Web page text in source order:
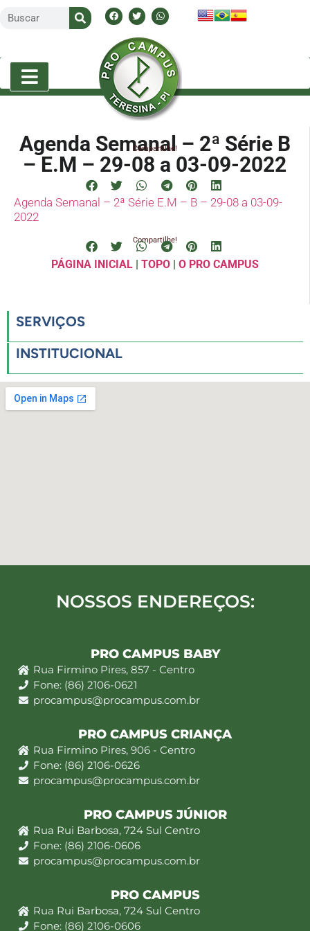
Agenda Semanal – 2ª Série B
– E.M – 29-08 a 03-09-2022
Compartilhe!
Agenda Semanal – 2ª Série E.M – B – 29-08 a 03-09-
2022
Compartilhe!
PÁGINA INICIAL| TOPO| O PRO CAMPUS
SERVIÇOS
INSTITUCIONAL
NOSSOS ENDEREÇOS:
PRO CAMPUS BABY
Rua Firmino Pires, 857 - Centro
Fone: (86) 2106-0621
procampus@procampus.com.br
PRO CAMPUS CRIANÇA
Rua Firmino Pires, 906 - Centro
Fone: (86) 2106-0626
procampus@procampus.com.br
PRO CAMPUS JÚNIOR
Rua Rui Barbosa, 724 Sul Centro
Fone: (86) 2106-0606
procampus@procampus.com.br
PRO CAMPUS
Rua Rui Barbosa, 724 Sul Centro
Fone: (86) 2106-0606